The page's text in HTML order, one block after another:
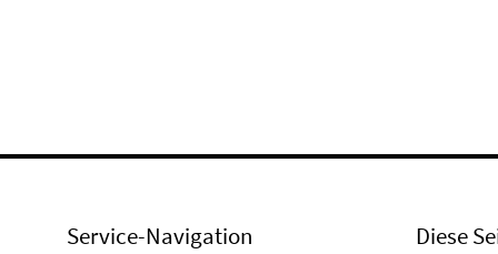
Service-Navigation Diese